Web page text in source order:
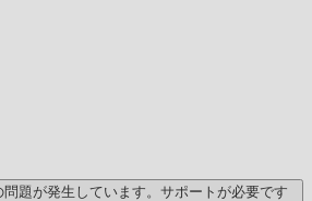
題が発生しています。サポートが必要です